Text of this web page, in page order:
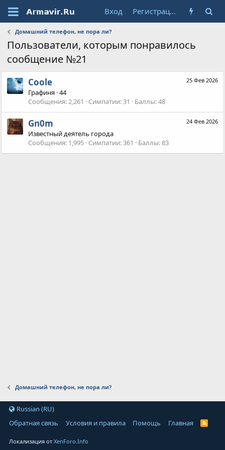
Вход Регистрация
Домашний телефон, не пора ли?
Пользователи, которым понравилось
сообщение №21
25 Фев 2026
Coole
Графиня ·44
Сообщения 2,261 Симпатии 31 Баллы 48
24 Фев 2026
Gn0m
Известный деятель города
Сообщения 1,995 Симпатии 361 Баллы 83
Домашний телефон, не пора ли?
Russian (RU)
Обратная связь
Условия и правила Помощь Главная
Локализация отXenForo.Info